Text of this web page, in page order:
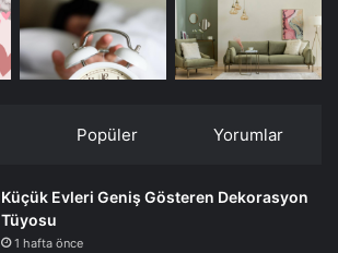
Popüler Yorumlar
Küçük Evleri Geniş Gösteren Dekorasyon
Tüyosu
1 hafta önce